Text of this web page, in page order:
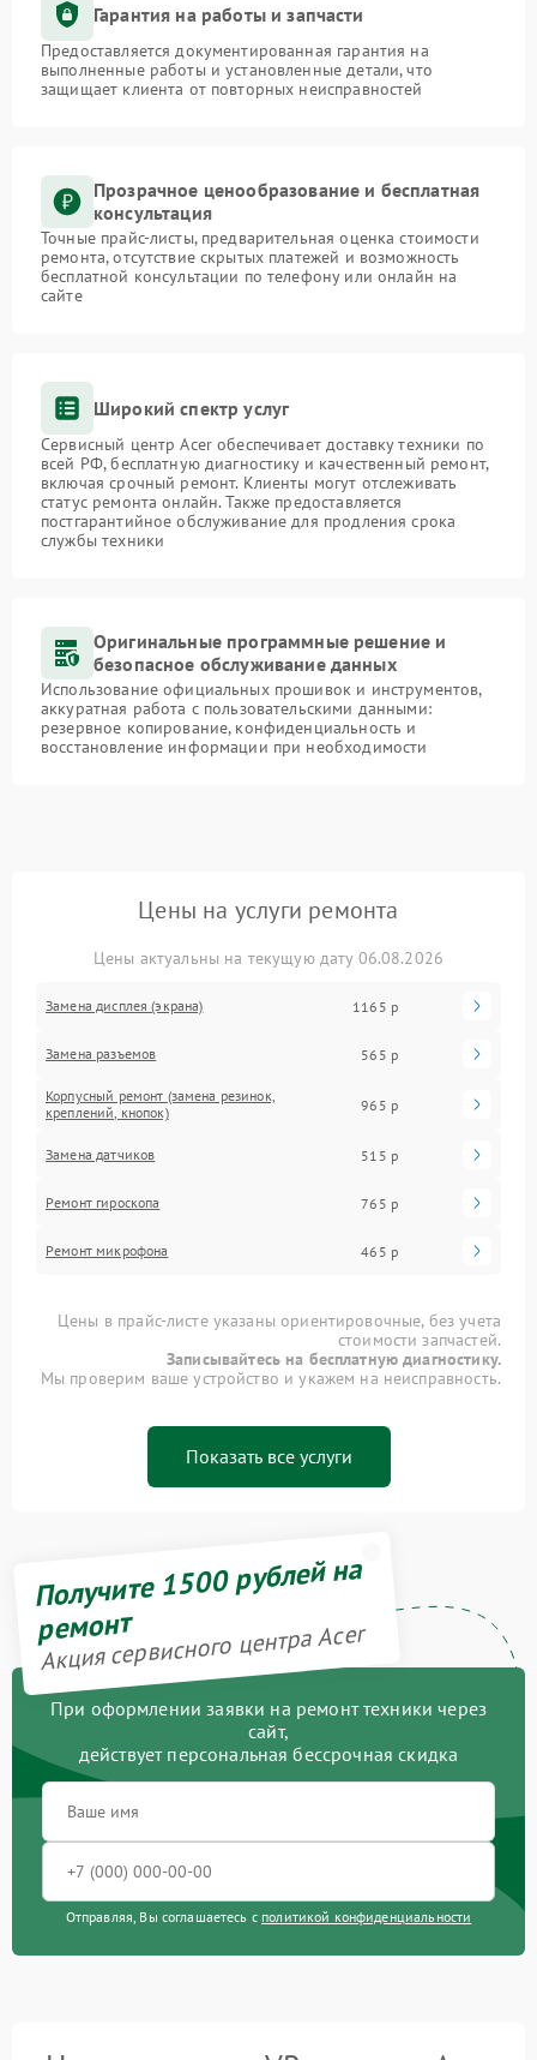
Гарантия на работы и запчасти
Предоставляется документированная гарантия на
выполненные работы и установленные детали, что
защищает клиента от повторных неисправностей
Прозрачное ценообразование и бесплатная
консультация
Точные прайс-листы, предварительная оценка стоимости
ремонта, отсутствие скрытых платежей и возможность
бесплатной консультации по телефону или онлайн на
сайте
Широкий спектр услуг
Сервисный центр Acer обеспечивает доставку техники по
всей РФ, бесплатную диагностику и качественный ремонт,
включая срочный ремонт. Клиенты могут отслеживать
статус ремонта онлайн. Также предоставляется
постгарантийное обслуживание для продления срока
службы техники
Оригинальные программные решение и
безопасное обслуживание данных
Использование официальных прошивок и инструментов,
аккуратная работа с пользовательскими данными:
резервное копирование, конфиденциальность и
восстановление информации при необходимости
Цены на услуги ремонта
Цены актуальны на текущую дату 06.08.2026
Замена дисплея (экрана) 1165 р
Замена разъемов 565 р
Корпусный ремонт (замена резинок,
креплений, кнопок)
965 р
Замена датчиков 515 р
Ремонт гироскопа 765 р
Ремонт микрофона 465 р
Цены в прайс-листе указаны ориентировочные, без учета
стоимости запчастей.
Записывайтесь на бесплатную диагностику.
Мы проверим ваше устройство и укажем на неисправность.
Показать все услуги
Получите 1500 рублей на
ремонт
Акция сервисного центра Acer
При оформлении заявки на ремонт техники через
сайт,
действует персональная бессрочная скидка
Отправляя, Вы соглашаетесь с политикой конфиденциальности